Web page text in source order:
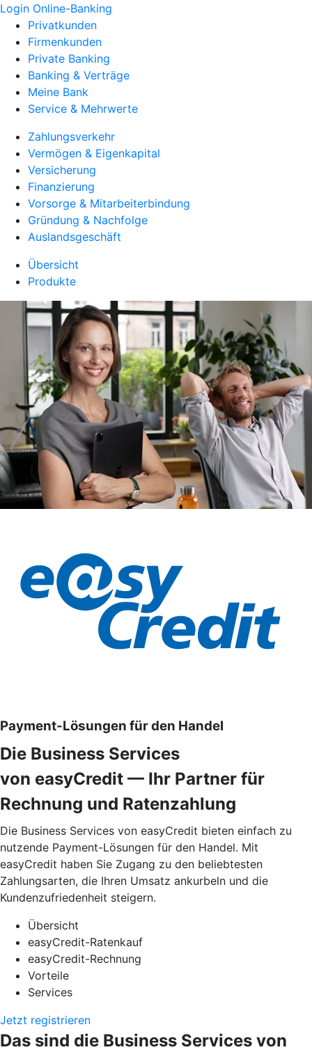
Login Online-Banking
Privatkunden
Firmenkunden
Private Banking
Banking & Verträge
Meine Bank
Service & Mehrwerte
Zahlungsverkehr
Vermögen & Eigenkapital
Versicherung
Finanzierung
Vorsorge & Mitarbeiterbindung
Gründung & Nachfolge
Auslandsgeschäft
Übersicht
Produkte
Payment-Lösungen für den Handel
Die Business Services
von easyCredit — Ihr Partner für
Rechnung und Ratenzahlung
Die Business Services von easyCredit bieten einfach zu
nutzende Payment-Lösungen für den Handel. Mit
easyCredit haben Sie Zugang zu den beliebtesten
Zahlungsarten, die Ihren Umsatz ankurbeln und die
Kundenzufriedenheit steigern.
Übersicht
easyCredit-Ratenkauf
easyCredit-Rechnung
Vorteile
Services
Jetzt registrieren
Das sind die Business Services von